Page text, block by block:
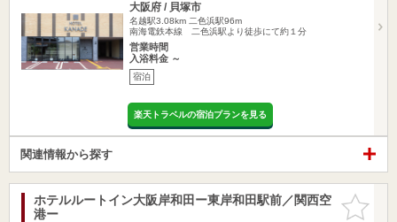
大阪府 / 貝塚市
名越駅3.08km 二色浜駅96m
南海電鉄本線 二色浜駅より徒歩にて約１分
営業時間
入浴料金 ～
宿泊
楽天トラベルの宿泊プランを見る
関連情報から探す
お気に入
りに追加
ホテルルートイン大阪岸和田ー東岸和田駅前／関西空
港ー